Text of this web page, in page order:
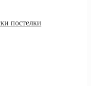
постелки